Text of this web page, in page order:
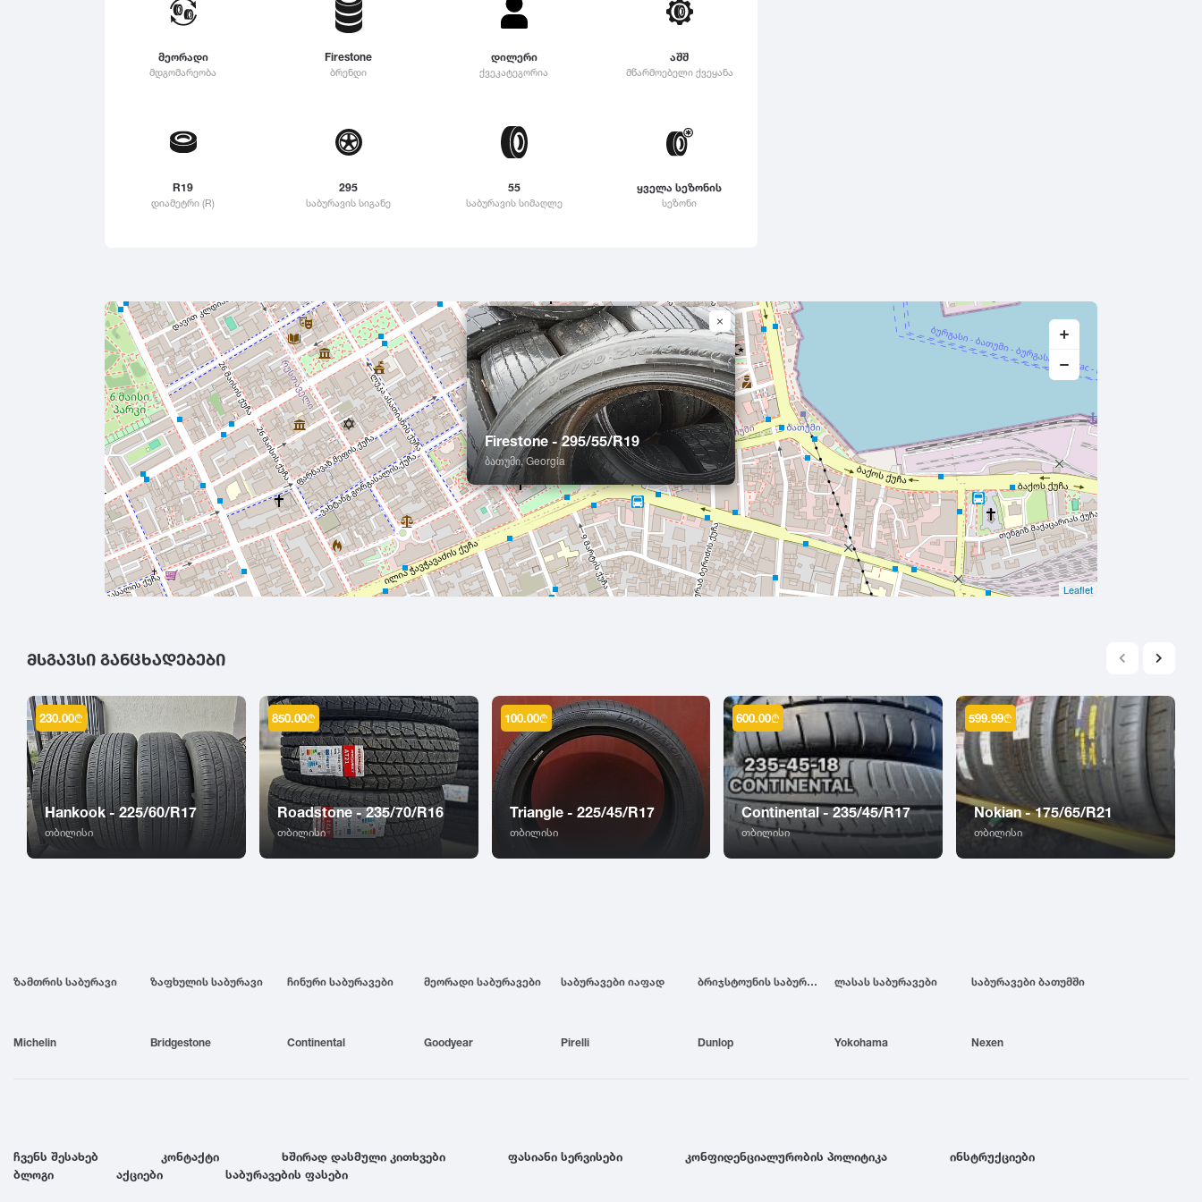
Linglong
Roadstone
Nankang
Joyroad
მეორადი
მდგომარეობა
Firestone
ბრენდი
დილერი
ქვეკატეგორია
აშშ
მწარმოებელი ქვეყანა
R19
დიამეტრი (R)
295
საბურავის სიგანე
55
საბურავის სიმაღლე
ყველა სეზონის
სეზონი
Firestone - 295/55/R19
ბათუმი, Georgia
Leaflet
ᲛᲡᲒᲐᲕᲡᲘ ᲒᲐᲜᲪᲮᲐᲓᲔᲑᲔᲑᲘ
230.00₾
Hankook - 225/60/R17
თბილისი
850.00₾
Roadstone - 235/70/R16
თბილისი
100.00₾
Triangle - 225/45/R17
თბილისი
600.00₾
Continental - 235/45/R17
თბილისი
599.99₾
Nokian - 175/65/R21
თბილისი
ზამთრის საბურავი ზაფხულის საბურავი ჩინური საბურავები მეორადი საბურავები საბურავები იაფად ბრიჯსტოუნის საბურავები ლასას საბურავები საბურავები ბათუმში
Michelin Bridgestone Continental Goodyear Pirelli Dunlop Yokohama Nexen
ჩვენს შესახებ კონტაქტი ხშირად დასმული კითხვები ფასიანი სერვისები კონფიდენციალურობის პოლიტიკა
ინსტრუქციები
ბლოგი
აქციები საბურავების ფასები